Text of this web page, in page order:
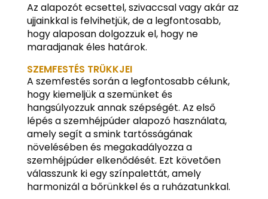
Az alapozót ecsettel, szivaccsal vagy akár az
ujjainkkal is felvihetjük, de a legfontosabb,
hogy alaposan dolgozzuk el, hogy ne
maradjanak éles határok.
SZEMFESTÉS TRÜKKJEI
A szemfestés során a legfontosabb célunk,
hogy kiemeljük a szemünket és
hangsúlyozzuk annak szépségét. Az első
lépés a szemhéjpúder alapozó használata,
amely segít a smink tartósságának
növelésében és megakadályozza a
szemhéjpúder elkenődését. Ezt követően
válasszunk ki egy színpalettát, amely
harmonizál a bőrünkkel és a ruházatunkkal.